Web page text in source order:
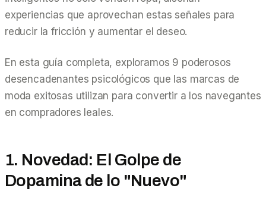
experiencias que aprovechan estas señales para
reducir la fricción y aumentar el deseo.
En esta guía completa, exploramos 9 poderosos
desencadenantes psicológicos que las marcas de
moda exitosas utilizan para convertir a los navegantes
en compradores leales.
1. Novedad: El Golpe de
Dopamina de lo "Nuevo"